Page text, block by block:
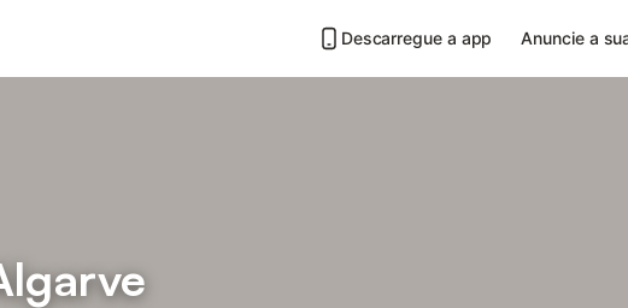
Descarregue a app Anuncie a